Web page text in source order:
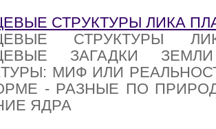
СТРУКТУРЫ ЛИКА
СТРУКТУРЫ
ЗАГАДКИ
МИФ ИЛИ
- РАЗНЫЕ ПО
ЯДРА